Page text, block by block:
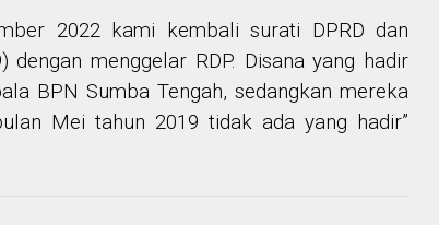
2022 kami kembali surati DPRD dan
menggelar RDP. Disana yang hadir
BPN Sumba Tengah, sedangkan mereka
Mei tahun 2019 tidak ada yang hadir”